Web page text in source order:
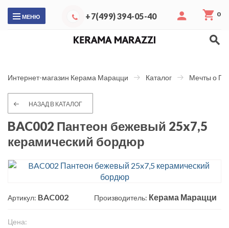
МЕНЮ +7(499) 394-05-40 0
Интернет-магазин Керама Марацци Каталог Мечты о
НАЗАД В КАТАЛОГ
BAC002 Пантеон бежевый 25x7,5
керамический бордюр
Артикул: BAC002 Производитель: Керама Марацци
Цена: